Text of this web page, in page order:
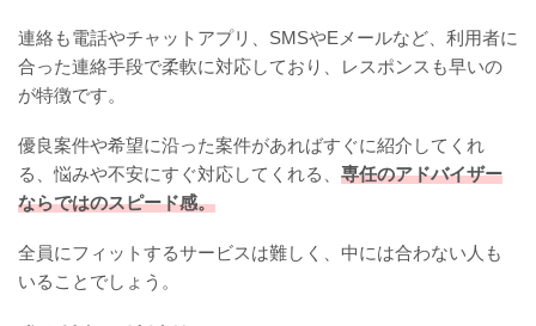
連絡も電話やチャットアプリ、SMSやEメールなど、利用者に
合った連絡手段で柔軟に対応しており、レスポンスも早いの
が特徴です。
優良案件や希望に沿った案件があればすぐに紹介してくれ
る、悩みや不安にすぐ対応してくれる、 専任のアドバイザー
ならではのスピード感。
全員にフィットするサービスは難しく、中には合わない人も
いることでしょう。